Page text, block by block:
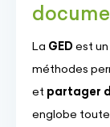
La GED est
méthodes
et partager
englobe